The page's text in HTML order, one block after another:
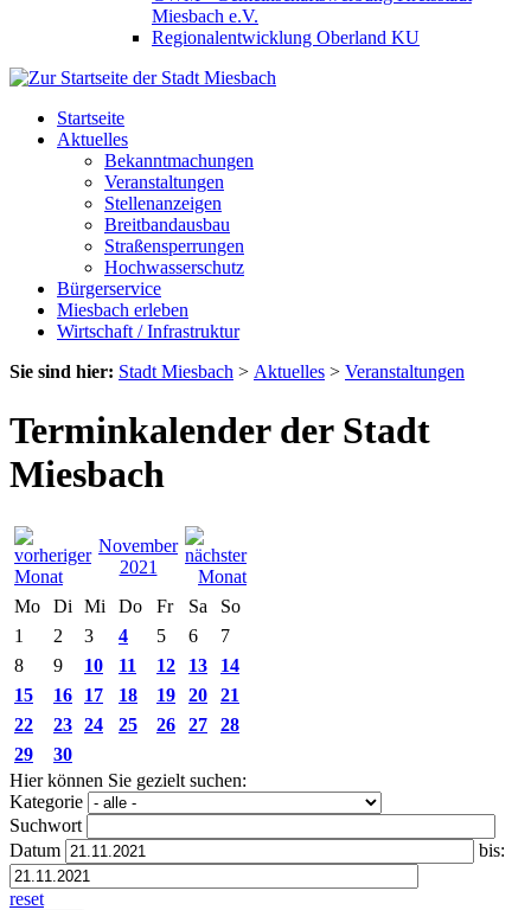
Miesbach e.V.
Regionalentwicklung Oberland KU
Startseite
Aktuelles
Bekanntmachungen
Veranstaltungen
Stellenanzeigen
Breitbandausbau
Straßensperrungen
Hochwasserschutz
Bürgerservice
Miesbach erleben
Wirtschaft / Infrastruktur
Sie sind hier: Stadt Miesbach > Aktuelles > Veranstaltungen
Terminkalender der Stadt
Miesbach
November
2021
Mo
Di Mi Do Fr Sa
So
1
2 3 4 5 6
7
8
9 10 11 12 13
14
15
16 17 18 19 20
21
22
23 24 25 26 27
28
29
30
Hier können Sie gezielt suchen:
Kategorie
Suchwort
Datum
bis:
reset